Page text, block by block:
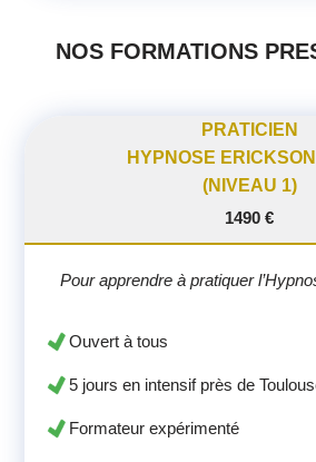
NOS FORMATIONS
PRATICIEN
HYPNOSE
(NIVEAU 1)
1490 €
Pour apprendre à pratiquer
Ouvert à tous
5 jours en intensif près de
Formateur expérimenté